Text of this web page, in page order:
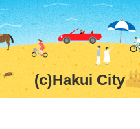
(c)Hakui City